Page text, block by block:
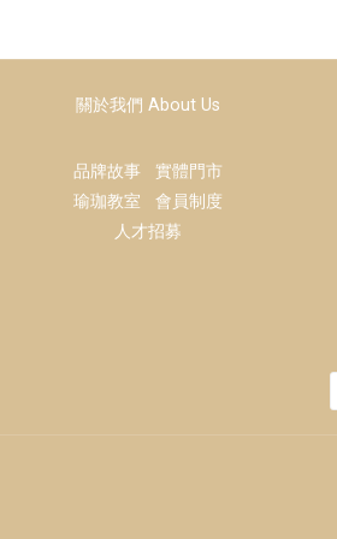
關於我們 About Us
品牌故事實體門市
瑜珈教室會員制度
人才招募